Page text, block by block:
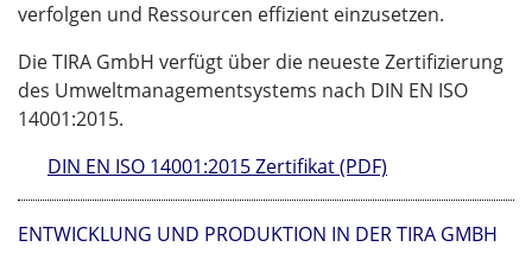
verfolgen und Ressourcen effizient einzusetzen.
Die TIRA GmbH verfügt über die neueste Zertifizierung
des Umweltmanagementsystems nach DIN EN ISO
14001:2015.
DIN EN ISO 14001:2015 Zertifikat (PDF)
ENTWICKLUNG UND PRODUKTION IN DER TIRA GMBH